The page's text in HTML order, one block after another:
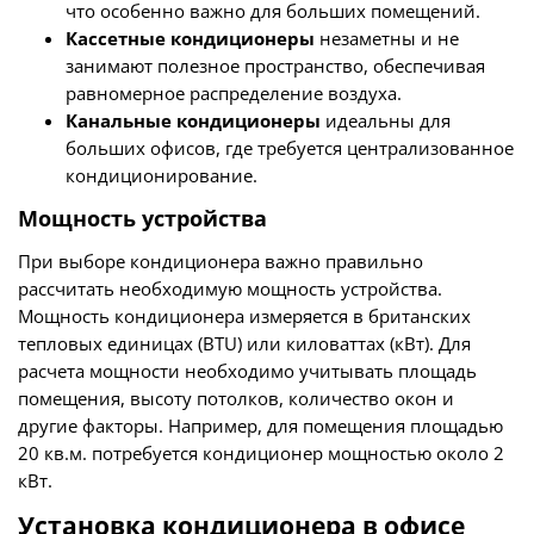
что особенно важно для больших помещений.
Кассетные кондиционеры незаметны и не
занимают полезное пространство, обеспечивая
равномерное распределение воздуха.
Канальные кондиционеры идеальны для
больших офисов, где требуется централизованное
кондиционирование.
Мощность устройства
При выборе кондиционера важно правильно
рассчитать необходимую мощность устройства.
Мощность кондиционера измеряется в британских
тепловых единицах (BTU) или киловаттах (кВт). Для
расчета мощности необходимо учитывать площадь
помещения, высоту потолков, количество окон и
другие факторы. Например, для помещения площадью
20 кв.м. потребуется кондиционер мощностью около 2
кВт.
Установка кондиционера в офисе